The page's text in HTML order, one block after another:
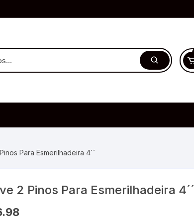
Para Esmerilhadeira 4´´
2 Pinos Para Esmerilhadeira 4´´